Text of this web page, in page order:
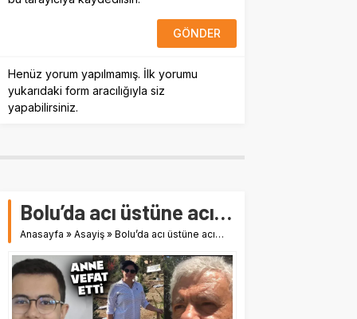
Henüz yorum yapılmamış. İlk yorumu
yukarıdaki form aracılığıyla siz
yapabilirsiniz.
Bolu’da acı üstüne acı…
Anasayfa » Asayiş » Bolu’da acı üstüne acı…